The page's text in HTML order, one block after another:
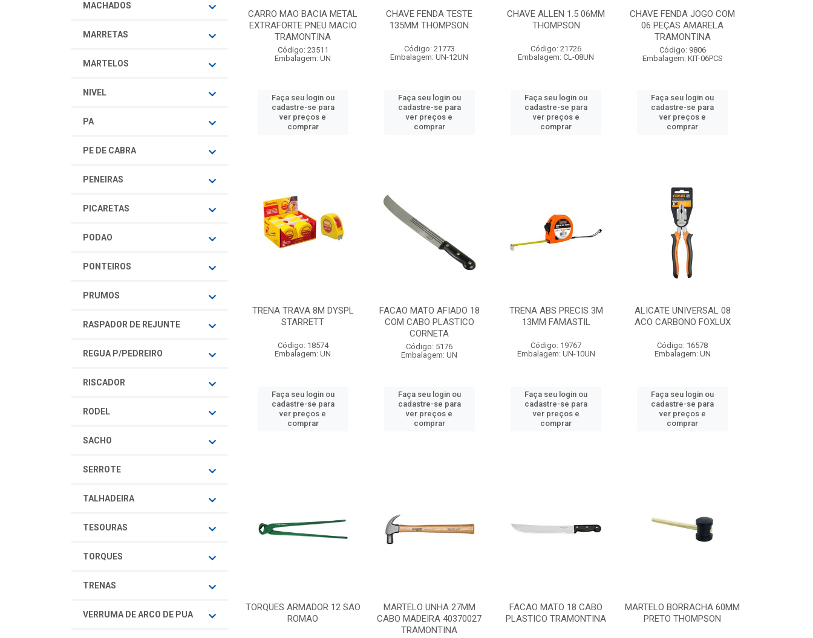
MACHADOS
MARRETAS
MARTELOS
NIVEL
PA
PE DE CABRA
PENEIRAS
PICARETAS
PODAO
PONTEIROS
PRUMOS
RASPADOR DE REJUNTE
REGUA P/PEDREIRO
RISCADOR
RODEL
SACHO
SERROTE
TALHADEIRA
TESOURAS
TORQUES
TRENAS
VERRUMA DE ARCO DE PUA
CARRO MAO BACIA METAL
EXTRAFORTE PNEU MACIO
TRAMONTINA
Código: 23511
Embalagem: UN
Faça seu login ou
cadastre-se para
ver preços e
comprar
CHAVE FENDA TESTE
135MM THOMPSON
Código: 21773
Embalagem: UN-12UN
Faça seu login ou
cadastre-se para
ver preços e
comprar
CHAVE ALLEN 1.5 06MM
THOMPSON
Código: 21726
Embalagem: CL-08UN
Faça seu login ou
cadastre-se para
ver preços e
comprar
CHAVE FENDA JOGO COM
06 PEÇAS AMARELA
TRAMONTINA
Código: 9806
Embalagem: KIT-06PCS
Faça seu login ou
cadastre-se para
ver preços e
comprar
TRENA TRAVA 8M DYSPL
STARRETT
Código: 18574
Embalagem: UN
Faça seu login ou
cadastre-se para
ver preços e
comprar
FACAO MATO AFIADO 18
COM CABO PLASTICO
CORNETA
Código: 5176
Embalagem: UN
Faça seu login ou
cadastre-se para
ver preços e
comprar
TRENA ABS PRECIS 3M
13MM FAMASTIL
Código: 19767
Embalagem: UN-10UN
Faça seu login ou
cadastre-se para
ver preços e
comprar
ALICATE UNIVERSAL 08
ACO CARBONO FOXLUX
Código: 16578
Embalagem: UN
Faça seu login ou
cadastre-se para
ver preços e
comprar
TORQUES ARMADOR 12 SAO
ROMAO
MARTELO UNHA 27MM
CABO MADEIRA 40370027
TRAMONTINA
FACAO MATO 18 CABO
PLASTICO TRAMONTINA
MARTELO BORRACHA 60MM
PRETO THOMPSON